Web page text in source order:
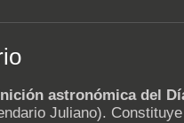
astronómica del
Juliano).